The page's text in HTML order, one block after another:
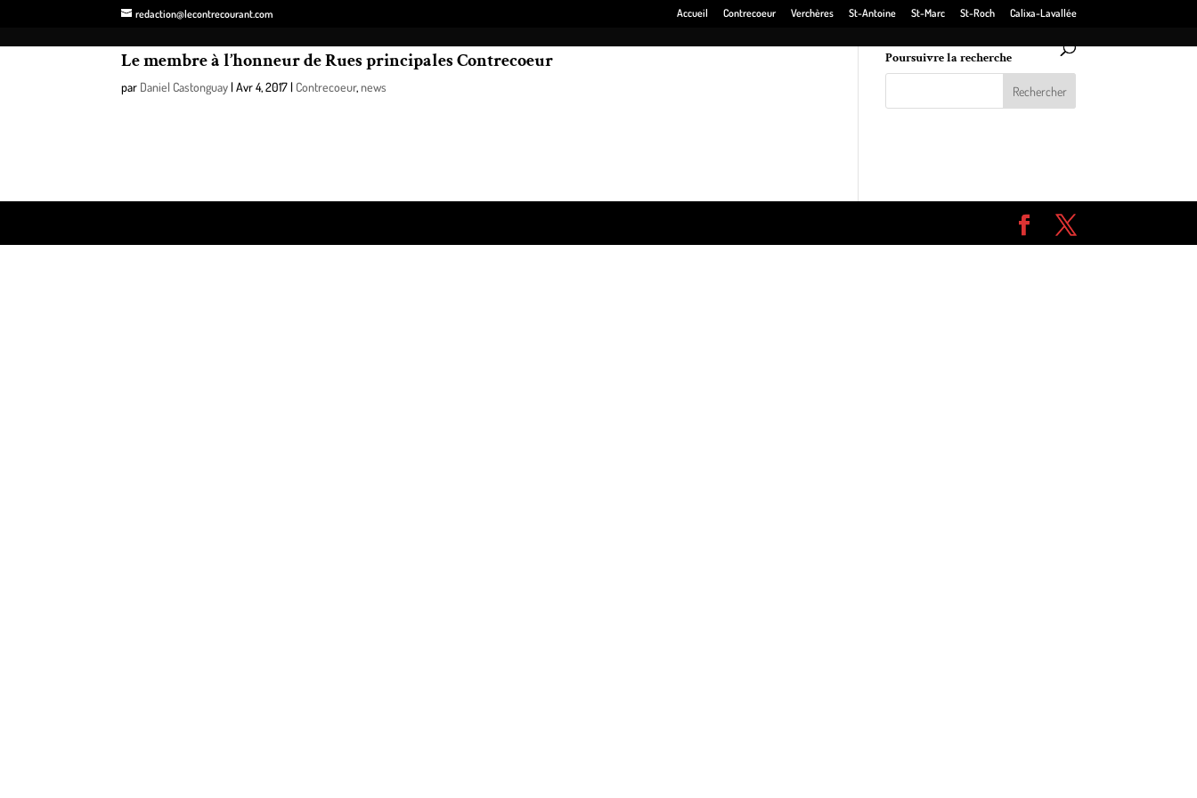
redaction@lecontrecourant.com Accueil Contrecoeur Verchères St-Antoine St-Marc St-Roch Calixa-Lavallée
Le membre à l’honneur de Rues principales Contrecoeur
par Daniel Castonguay| Avr 4, 2017| Contrecoeur,news
Poursuivre la recherche